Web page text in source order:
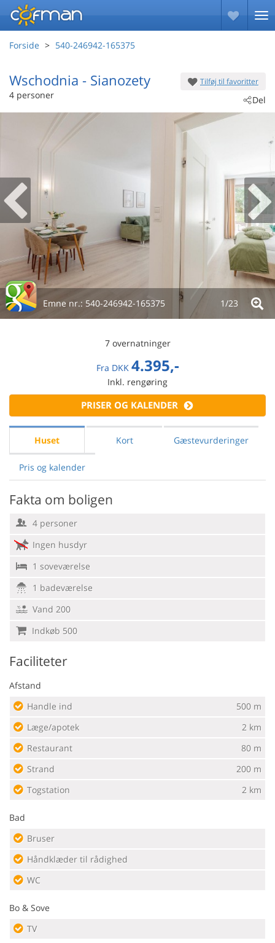
Forside 540-246942-165375
Tilføj til favoritter
Del
Wschodnia - Sianozety
4 personer
Emne nr.: 540-246942-165375 1/23
7 overnatninger
Fra DKK 4.395,-
Inkl. rengøring
PRISER OG KALENDER
Huset Kort Gæstevurderinger
Pris og kalender
Fakta om boligen
4 personer
Ingen husdyr
1 soveværelse
1 badeværelse
Vand 200
Indkøb 500
Faciliteter
Afstand
Handle ind
500 m
Læge/apotek
2 km
Restaurant
80 m
Strand
200 m
Togstation
2 km
Bad
Bruser
Håndklæder til rådighed
WC
Bo & Sove
TV